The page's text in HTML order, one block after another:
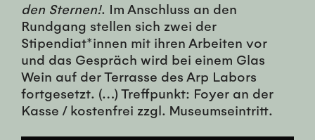
den Sternen!. Im Anschluss an den
Rundgang stellen sich zwei der
Stipendiat*innen mit ihren Arbeiten vor
und das Gespräch wird bei einem Glas
Wein auf der Terrasse des Arp Labors
fortgesetzt. (…) Treffpunkt: Foyer an der
Kasse / kostenfrei zzgl. Museumseintritt.